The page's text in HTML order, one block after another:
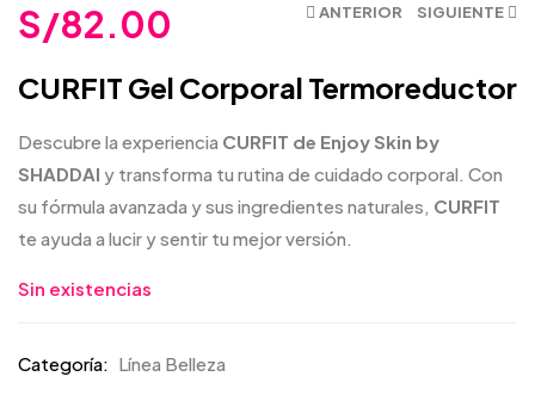
ANTERIOR SIGUIENTE
S/82.00
CURFIT Gel Corporal Termoreductor
Descubre la experiencia CURFIT de Enjoy Skin by
SHADDAI y transforma tu rutina de cuidado corporal. Con
su fórmula avanzada y sus ingredientes naturales, CURFIT
te ayuda a lucir y sentir tu mejor versión.
Sin existencias
Categoría: Línea Belleza